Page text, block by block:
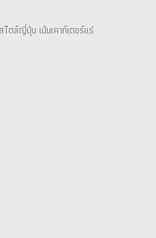
ตล์ญี่ปุ่น เน้นเคาท์เตอร์แร่